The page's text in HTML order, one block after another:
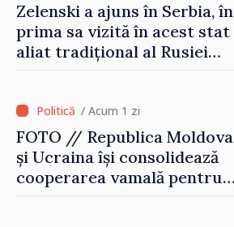
Zelenski a ajuns în Serbia, în
prima sa vizită în acest stat
aliat tradițional al Rusiei
/ Acum 1 zi
FOTO // Republica Moldova
și Ucraina își consolidează
cooperarea vamală pentru